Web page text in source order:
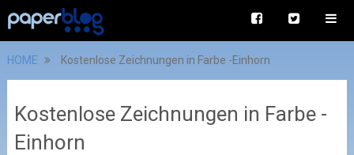
HOME Kostenlose Zeichnungen in Farbe -Einhorn
Kostenlose Zeichnungen in Farbe -
Einhorn